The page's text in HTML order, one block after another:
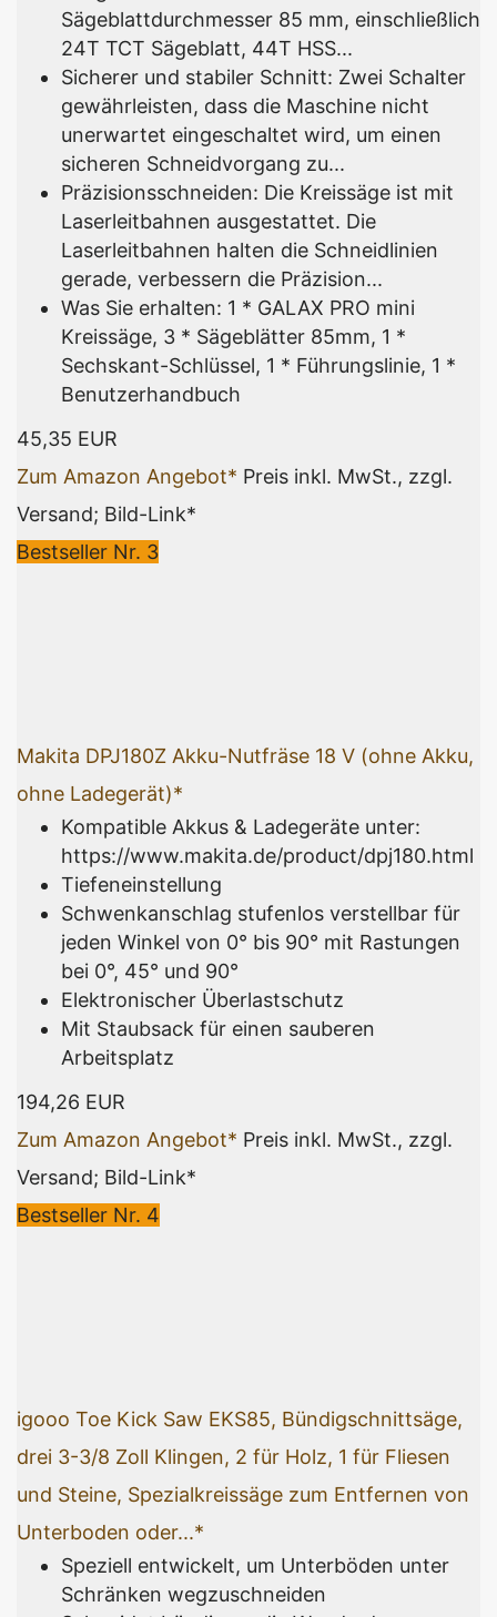
Sägeblattdurchmesser 85 mm, einschließlich
24T TCT Sägeblatt, 44T HSS...
Sicherer und stabiler Schnitt: Zwei Schalter
gewährleisten, dass die Maschine nicht
unerwartet eingeschaltet wird, um einen
sicheren Schneidvorgang zu...
Präzisionsschneiden: Die Kreissäge ist mit
Laserleitbahnen ausgestattet. Die
Laserleitbahnen halten die Schneidlinien
gerade, verbessern die Präzision...
Was Sie erhalten: 1 * GALAX PRO mini
Kreissäge, 3 * Sägeblätter 85mm, 1 *
Sechskant-Schlüssel, 1 * Führungslinie, 1 *
Benutzerhandbuch
45,35 EUR
Zum Amazon Angebot* Preis inkl. MwSt., zzgl.
Versand; Bild-Link*
Bestseller Nr. 3
Makita DPJ180Z Akku-Nutfräse 18 V (ohne Akku,
ohne Ladegerät)*
Kompatible Akkus & Ladegeräte unter:
https://www.makita.de/product/dpj180.html
Tiefeneinstellung
Schwenkanschlag stufenlos verstellbar für
jeden Winkel von 0° bis 90° mit Rastungen
bei 0°, 45° und 90°
Elektronischer Überlastschutz
Mit Staubsack für einen sauberen
Arbeitsplatz
194,26 EUR
Zum Amazon Angebot* Preis inkl. MwSt., zzgl.
Versand; Bild-Link*
Bestseller Nr. 4
igooo Toe Kick Saw EKS85, Bündigschnittsäge,
drei 3-3/8 Zoll Klingen, 2 für Holz, 1 für Fliesen
und Steine, Spezialkreissäge zum Entfernen von
Unterboden oder...*
Speziell entwickelt, um Unterböden unter
Schränken wegzuschneiden